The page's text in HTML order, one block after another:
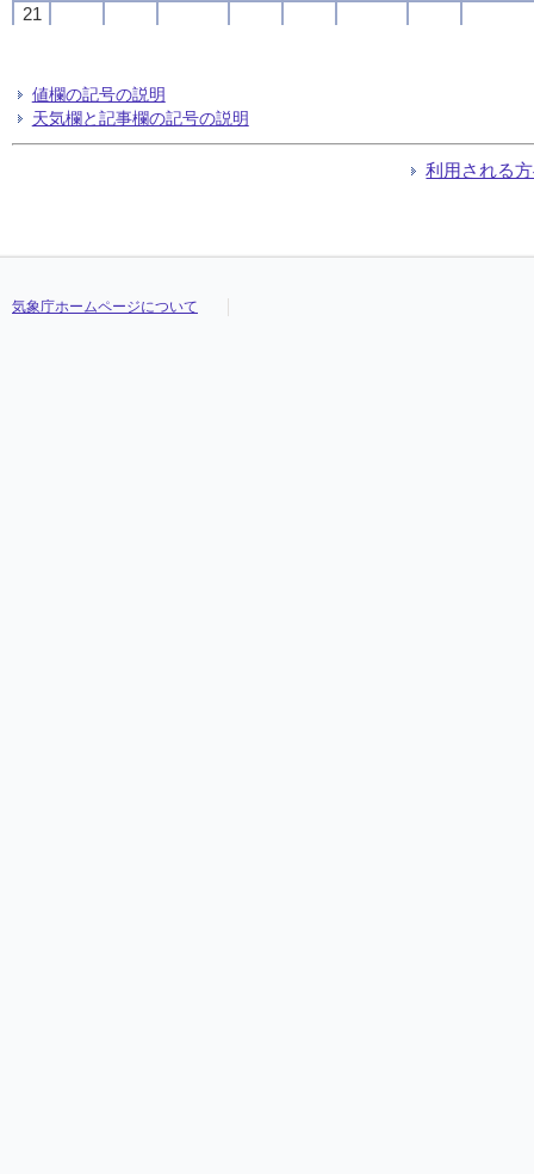
21
24
21
24
21
24
21
24
値欄の記号の説明
天気欄と記事欄の記号の説明
利用される
気象庁ホームページについて